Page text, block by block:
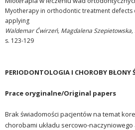
Myotherapy in orthodontic treatment
applying
Waldemar Ćwirzeń, Magdalena
s. 123-129
PERIODONTOLOGIA I CHOROBY BŁONY
Prace oryginalne/Original papers
Brak świadomości pacjentów na temat
chorobami układu sercowo-